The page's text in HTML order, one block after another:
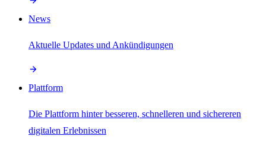
News
Aktuelle Updates und Ankündigungen
Plattform
Die Plattform hinter besseren, schnelleren und sichereren
digitalen Erlebnissen